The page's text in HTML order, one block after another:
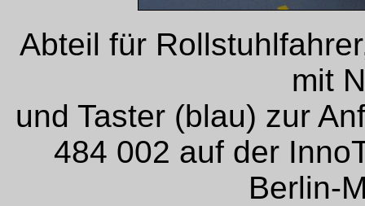
Abteil für
mit
und Taster (blau) zur
484 002 auf der
Berlin-